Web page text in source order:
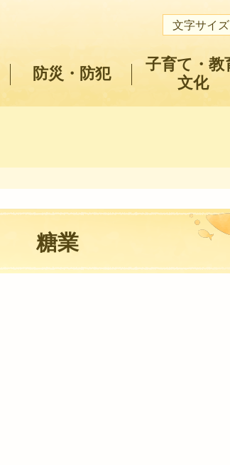
文字サイ
防災・防犯
子育て・教
文化
糖業